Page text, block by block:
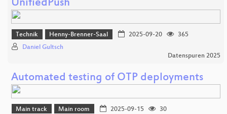
UnifiedPush
Technik Henny-Brenner-Saal 2025-09-20
365
Daniel Gultsch
Datenspuren 2025
Automated testing of OTP deployments
Main track Main room 2025-09-15
30